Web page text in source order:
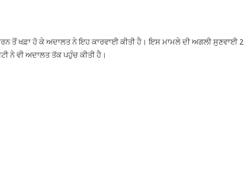
ਤੋਂ ਖਫ਼ਾ ਹੋ ਕੇ ਅਦਾਲਤ ਨੇ ਇਹ ਕਾਰਵਾਈ ਕੀਤੀ ਹੈ। ਇਸ ਮਾਮਲੇ ਦੀ ਅਗਲੀ ਸੁਣਵਾਈ 2
ਨੇ ਵੀ ਅਦਾਲਤ ਤੱਕ ਪਹੁੰਚ ਕੀਤੀ ਹੈ।